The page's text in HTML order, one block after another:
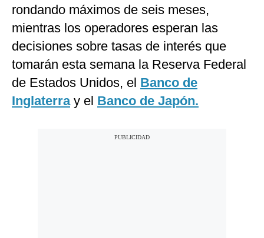
rondando máximos de seis meses,
mientras los operadores esperan las
decisiones sobre tasas de interés que
tomarán esta semana la Reserva Federal
de Estados Unidos, el Banco de
Inglaterra y el Banco de Japón.